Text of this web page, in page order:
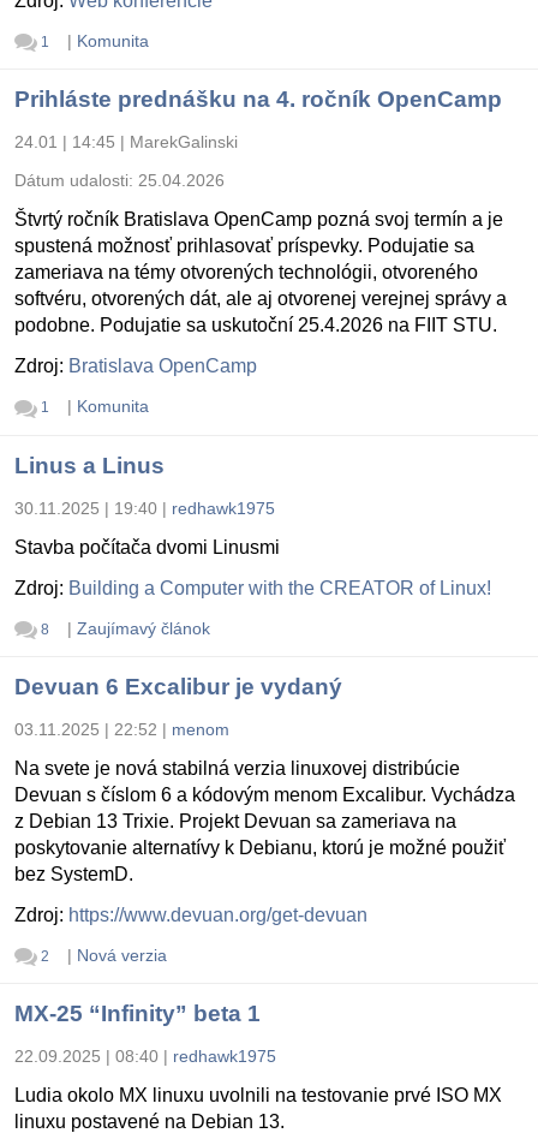
1 | Komunita
Prihláste prednášku na 4. ročník OpenCamp
24.01 | 14:45 | MarekGalinski
Dátum udalosti: 25.04.2026
Štvrtý ročník Bratislava OpenCamp pozná svoj termín a je
spustená možnosť prihlasovať príspevky. Podujatie sa
zameriava na témy otvorených technológii, otvoreného
softvéru, otvorených dát, ale aj otvorenej verejnej správy a
podobne. Podujatie sa uskutoční 25.4.2026 na FIIT STU.
Zdroj: Bratislava OpenCamp
1 | Komunita
Linus a Linus
30.11.2025 | 19:40 | redhawk1975
Stavba počítača dvomi Linusmi
Zdroj: Building a Computer with the CREATOR of Linux!
8 | Zaujímavý článok
Devuan 6 Excalibur je vydaný
03.11.2025 | 22:52 | menom
Na svete je nová stabilná verzia linuxovej distribúcie
Devuan s číslom 6 a kódovým menom Excalibur. Vychádza
z Debian 13 Trixie. Projekt Devuan sa zameriava na
poskytovanie alternatívy k Debianu, ktorú je možné použiť
bez SystemD.
Zdroj: https://www.devuan.org/get-devuan
2 | Nová verzia
MX-25 “Infinity” beta 1
22.09.2025 | 08:40 | redhawk1975
Ludia okolo MX linuxu uvolnili na testovanie prvé ISO MX
linuxu postavené na Debian 13.